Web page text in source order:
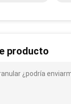
producto
¿podría